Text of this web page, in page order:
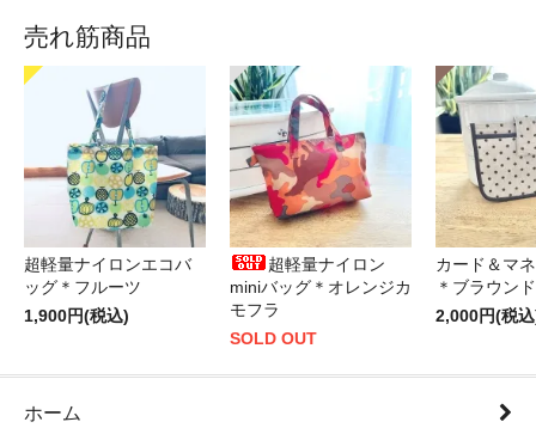
売れ筋商品
超軽量ナイロンエコバ
ッグ＊フルーツ
1,900円(税込)
超軽量ナイロン
miniバッグ＊オレンジカ
モフラ
SOLD OUT
カード＆マ
＊ブラウン
2,000円(税
ホーム